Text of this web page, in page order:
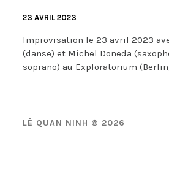
23 AVRIL 2023
Improvisation le 23 avril 2023
(danse) et Michel Doneda
soprano) au Exploratorium
LÊ QUAN NINH © 2026